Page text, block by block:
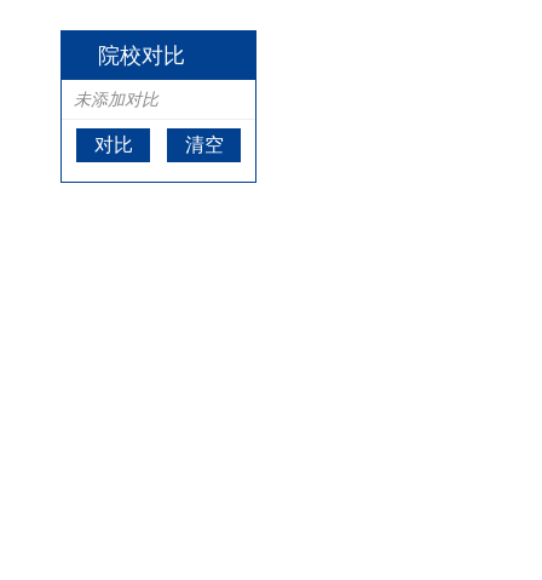
院校对比
未添加对比
对比 清空